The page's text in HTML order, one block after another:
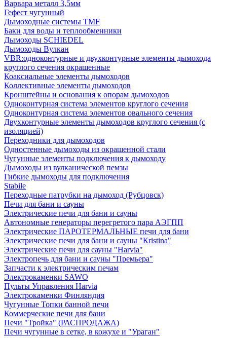
Варвара металл 3,5мм
Гефест чугунный
Дымоходные системы TMF
Баки для воды и теплообменники
Дымоходы SCHIEDEL
Дымоходы Вулкан
VBR:одноконтурные и двухконтурные элементы дымохода
круглого сечения окрашенные
Коаксиальные элементы дымоходов
Коллективные элементы дымоходов
Кронштейны и основания к опорам дымоходов
Одноконтурная система элементов круглого сечения
Одноконтурная система элементов овального сечения
Двухконтурные элементы дымоходов круглого сечения (с
изоляцией)
Переходники для дымоходов
Одностенные дымоходы из окрашенной стали
Чугунные элементы подключения к дымоходу
Дымоходы из вулканической пемзы
Гибкие дымоходы для подключения
Stabile
Переходные патрубки на дымоход (Рубцовск)
Печи для бани и сауны
Электрические печи для бани и сауны
Автономные генераторы перегретого пара АЭГПП
Электрические ПАРОТЕРМАЛЬНЫЕ печи для бани
Электрические печи для бани и сауны "Кristina"
Электрические печи для сауны "Harvia"
Электропечь для бани и сауны "Премьера"
Запчасти к электрическим печам
Электрокаменки SAWO
Пульты Управления Harvia
Электрокаменки Финляндия
Чугунные Топки банной печи
Коммерческие печи для бани
Печи "Тройка" (РАСПРОДАЖА)
Печи чугунные в сетке, в кожухе и "Ураган"